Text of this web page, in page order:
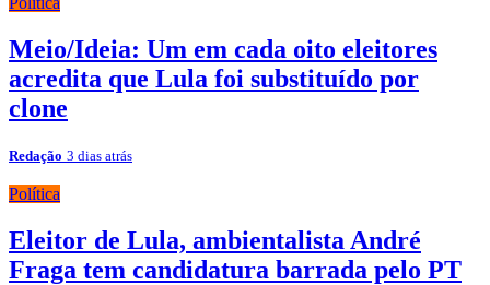
Meio/Ideia: Um em cada oito eleitores
acredita que Lula foi substituído por
clone
Redação 3 dias atrás
Política
Eleitor de Lula, ambientalista André
Fraga tem candidatura barrada pelo PT